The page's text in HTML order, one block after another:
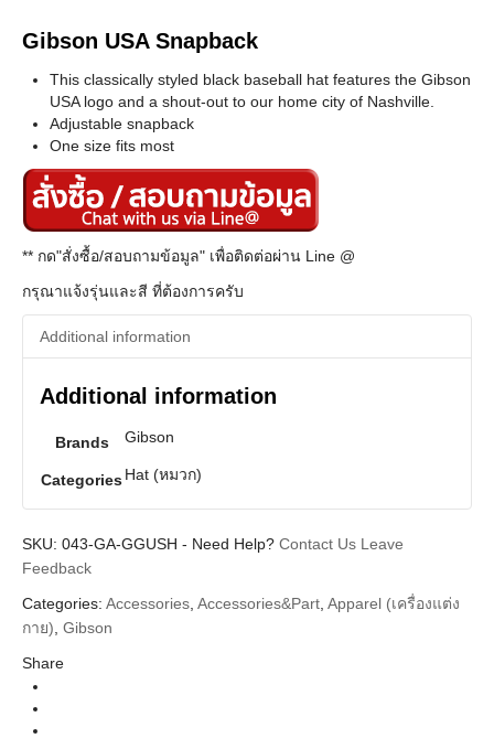
Gibson USA Snapback
This classically styled black baseball hat features the Gibson
USA logo and a shout-out to our home city of Nashville.
Adjustable snapback
One size fits most
** กด"สั่งซื้อ/สอบถามข้อมูล" เพื่อติดต่อผ่าน Line @
กรุณาแจ้งรุ่นและสี ที่ต้องการครับ
Additional information
Additional information
Brands Gibson
CategoriesHat (หมวก)
SKU: 043-GA-GGUSH - Need Help? Contact Us Leave
Feedback
Categories: Accessories Accessories&Part Apparel (เครื่องแต่ง
กาย) Gibson
Share